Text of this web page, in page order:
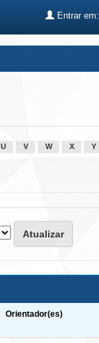
Entrar em:
U V W X Y
Orientador(es)